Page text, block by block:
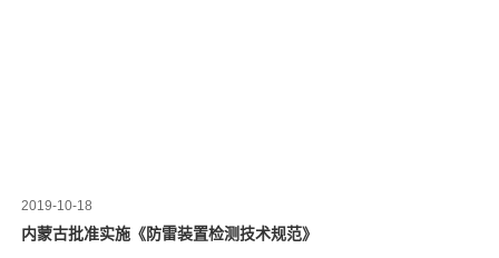
2019-10-18
内蒙古批准实施《防雷装置检测技术规范》